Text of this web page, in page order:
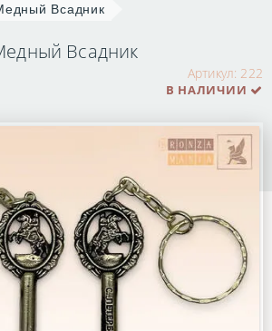
Всадник
Всадник
Артикул: 222
В НАЛИЧИИ